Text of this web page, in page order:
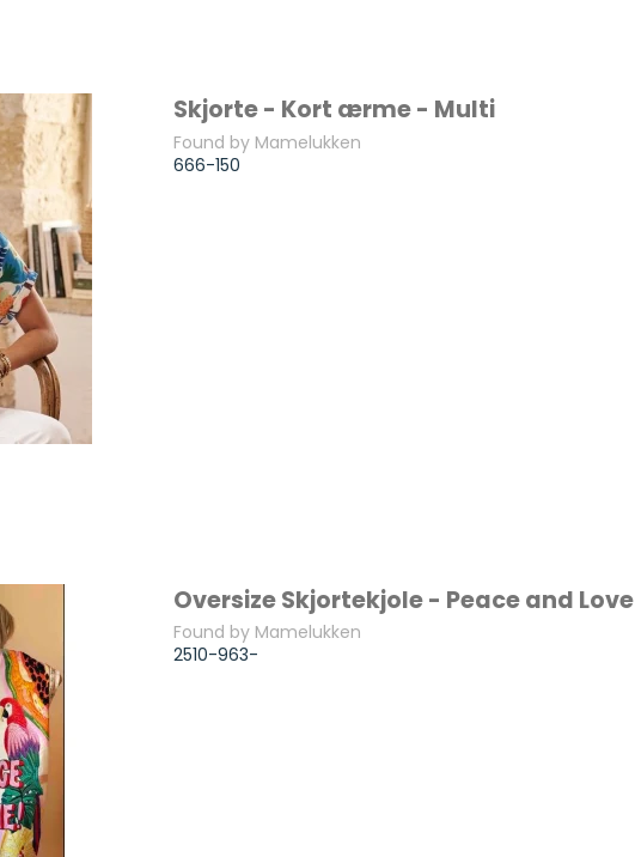
Skjorte - Kort ærme - Multi
Found by Mamelukken
666-150
Oversize Skjortekjole - Peace and Love
Found by Mamelukken
2510-963-